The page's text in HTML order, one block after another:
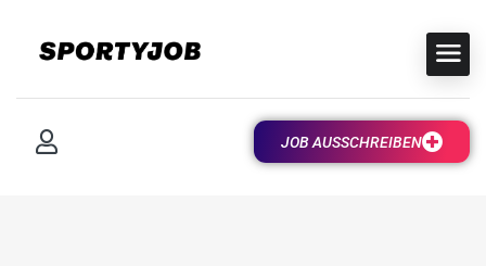
JOB AUSSCHREIBEN